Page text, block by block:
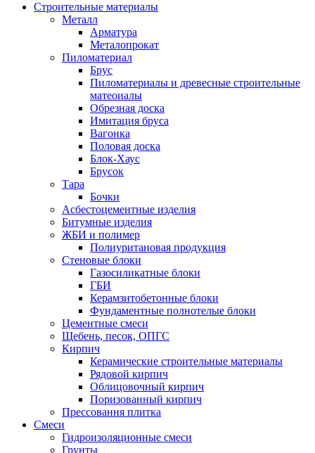
Строительные материалы
Металл
Арматура
Металопрокат
Пиломатериал
Брус
Пиломатериалы и древесные строительные
матеоиалы
Обрезная доска
Имитация бруса
Вагонка
Половая доска
Блок-Хаус
Брусок
Тара
Бочки
Асбестоцементные изделия
Битумные изделия
ЖБИ и полимер
Полиуритановая продукция
Стеновые блоки
Газосиликатные блоки
ГБИ
Керамзитобетонные блоки
Фундаментные полнотелые блоки
Цементные смеси
Щебень, песок, ОПГС
Кирпич
Керамические строительные материалы
Рядовой кирпич
Облицовочный кирпич
Поризованный кирпич
Прессовання плитка
Смеси
Гидроизоляционные смеси
Грунты